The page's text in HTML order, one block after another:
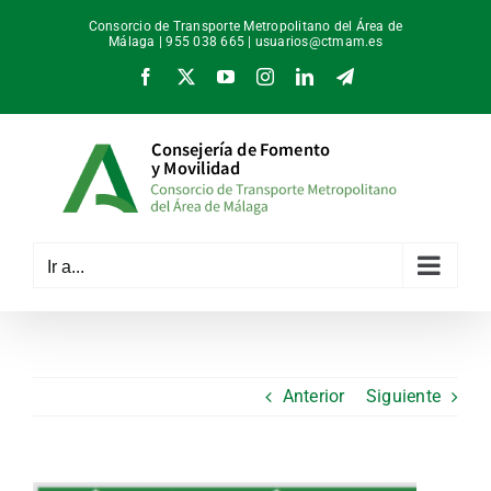
Consorcio de Transporte Metropolitano del Área de
Málaga | 955 038 665 | usuarios@ctmam.es
Facebook
X YouTubeInstagramLinkedInTelegram
Ir a...
Anterior Siguiente